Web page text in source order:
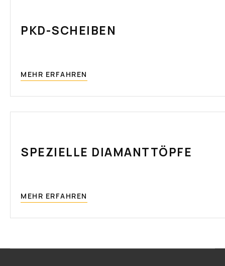
PKD-SCHEIBEN
MEHR ERFAHREN
SPEZIELLE DIAMANTTÖPFE
MEHR ERFAHREN